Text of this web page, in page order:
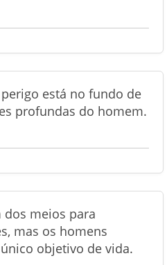
está no fundo de
profundas do homem.
dos meios para
mas os homens
objetivo de vida.